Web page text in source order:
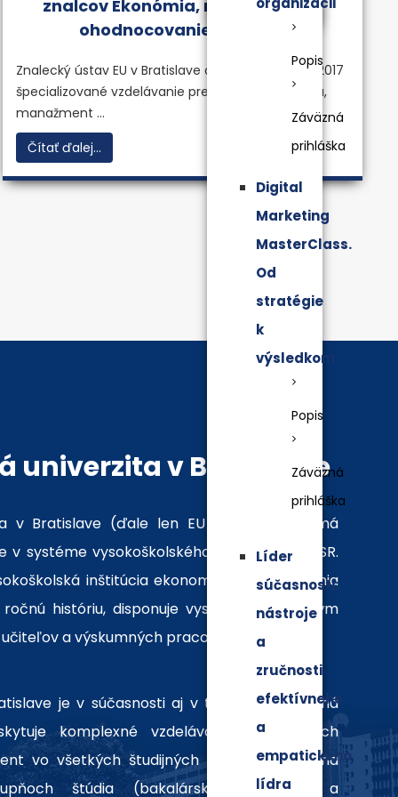
Popis
Záväzná
prihláška
Digital
Marketing
MasterClass.
Od
stratégie
k
výsledkom
Popis
Záväzná
prihláška
Líder
súčasnosti:
nástroje
a
zručnosti
efektívneho
a
empatického
lídra
znalcov Ekonómia, manažment a
ohodnocovanie majetku
Znalecký ústav EU v Bratislave otvoril 25. januára 2017
špecializované vzdelávanie pre znalcov Ekonómia,
manažment ...
Čítať ďalej...
univerzita v Bratislave
v Bratislave (ďale len EU v Bratislave) má
v systéme vysokoškolského vzdelávania v SR.
inštitúcia ekonomického zamerania
históriu, disponuje vysokokvalifikovaným
a výskumných pracovníkov.
je v súčasnosti aj v tom, že ako jediná
komplexné vzdelávanie v odboroch
vo všetkých študijných programoch a na
štúdia (bakalárske, inžinierske a